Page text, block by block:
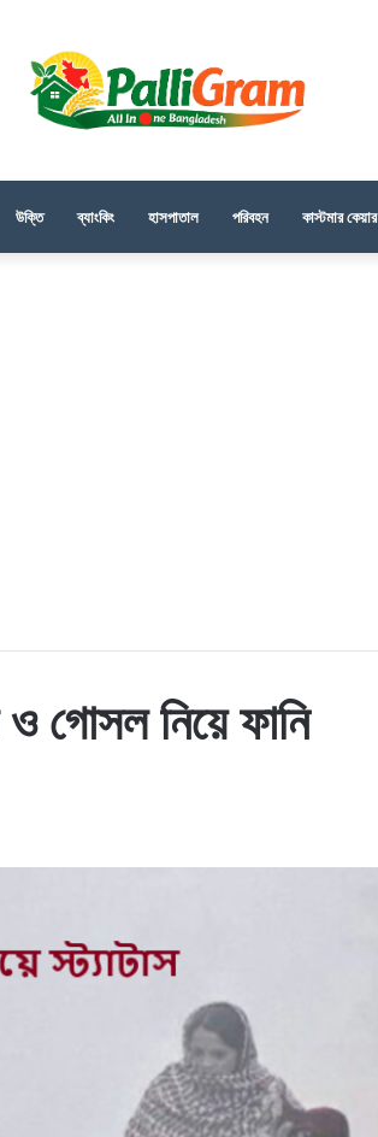
উক্তি ব্যাংকিং হাসপাতাল পরিবহন কাস্টমার কেয়ার
ও গোসল নিয়ে ফানি